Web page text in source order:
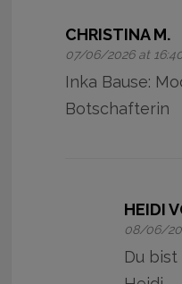
CHRISTINA M.
07/06/2026 at
Inka Bause:
Botschafterin
HEIDI
08/06/
Du